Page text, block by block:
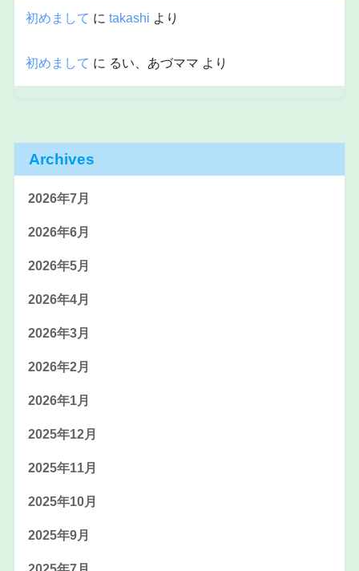
初めまして に takashi より
初めまして に るい、あづママ より
Archives
2026年7月
2026年6月
2026年5月
2026年4月
2026年3月
2026年2月
2026年1月
2025年12月
2025年11月
2025年10月
2025年9月